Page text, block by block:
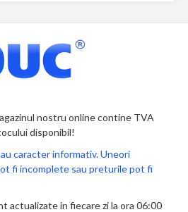
nostru online contine TVA
disponibil!
caracter informativ. Uneori
fi incomplete sau preturile pot fi
actualizate in fiecare zi la ora 06:00